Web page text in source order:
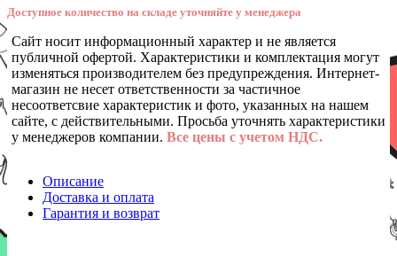
Доступное количество на складе уточняйте у менеджера
Сайт носит информационный характер и не является
публичной офертой. Характеристики и комплектация могут
изменяться производителем без предупреждения. Интернет-
магазин не несет ответственности за частичное
несоответсвие характеристик и фото, указанных на нашем
сайте, с действительными. Просьба уточнять характеристики
у менеджеров компании. Все цены с учетом НДС.
Описание
Доставка и оплата
Гарантия и возврат